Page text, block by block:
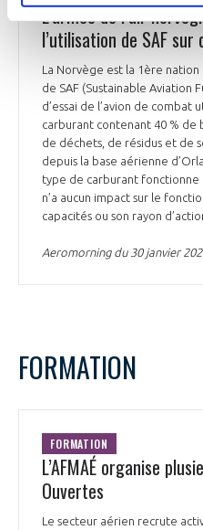
L’armée de l’air
l’utilisation de SAF sur
La Norvège est la 1ère
de SAF (Sustainable Aviation
d’essai de l’avion de combat
carburant contenant 40 %
de déchets, de résidus et de
depuis la base aérienne
type de carburant fonctionne
n’a aucun impact sur le
capacités ou son rayon
Aeromorning du 30 janvier
FORMATION
FORMATION
L’AFMAÉ organise
Ouvertes
Le secteur aérien recrute